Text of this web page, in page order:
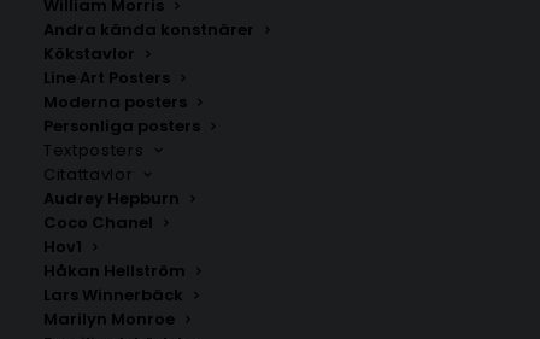
William Morris
Andra kända konstnärer
Kökstavlor
Line Art Posters
Moderna posters
Personliga posters
Textposters
Citattavlor
Audrey Hepburn
Coco Chanel
Hov1
Håkan Hellström
Lars Winnerbäck
Marilyn Monroe
Norrköping Poster
Fr. 129.00kr